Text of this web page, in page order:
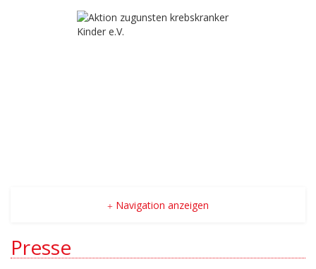
Navigation anzeigen
Presse